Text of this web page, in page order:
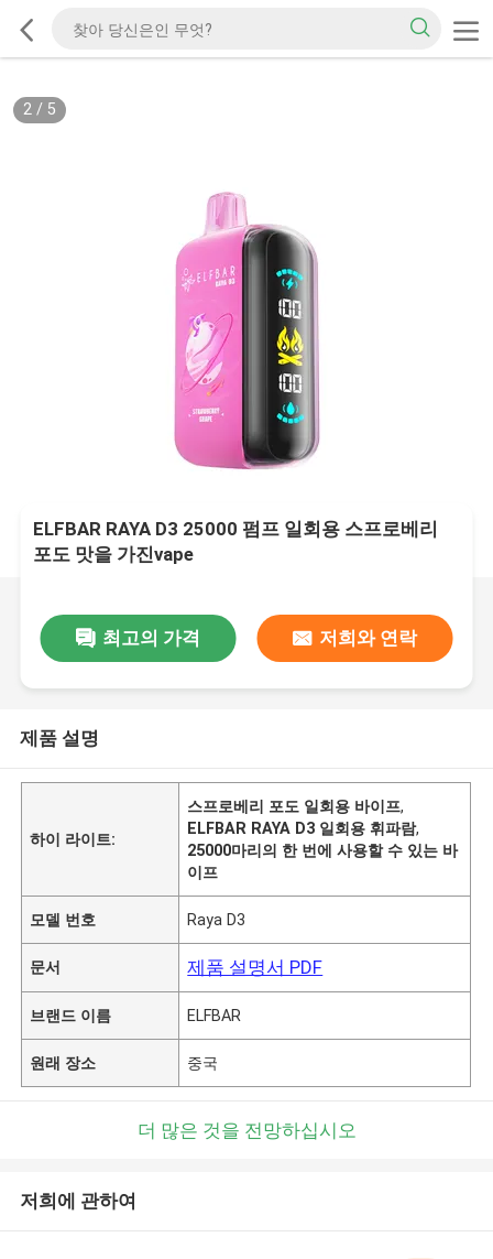
2/ 5
ELFBAR RAYA D3 25000 펌프 일회용 스프로베리
포도 맛을 가진vape
최고의 가격 저희와 연락
제품 설명
하이 라이트:
스프로베리 포도 일회용 바이프,
ELFBAR RAYA D3 일회용 휘파람,
25000마리의 한 번에 사용할 수 있는 바
이프
모델 번호 Raya D3
문서 제품 설명서 PDF
브랜드 이름 ELFBAR
원래 장소 중국
더 많은 것을 전망하십시오
저희에 관하여